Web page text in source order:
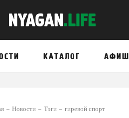
КАТАЛОГ
Новости Тэги гиревой спорт